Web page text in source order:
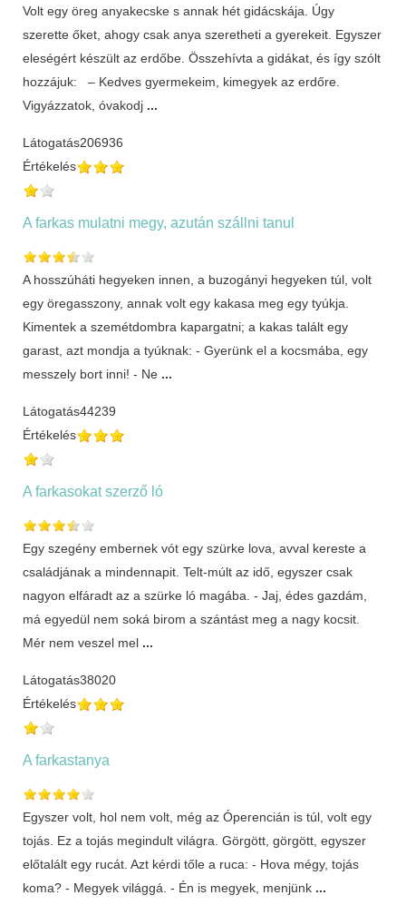
Volt egy öreg anyakecske s annak hét gidácskája. Úgy
szerette őket, ahogy csak anya szeretheti a gyerekeit. Egyszer
eleségért készült az erdőbe. Összehívta a gidákat, és így szólt
hozzájuk: – Kedves gyermekeim, kimegyek az erdőre.
Vigyázzatok, óvakodj ...
Látogatás206936
Értékelés
A farkas mulatni megy, azután szállni tanul
A hosszúháti hegyeken innen, a buzogányi hegyeken túl, volt
egy öregasszony, annak volt egy kakasa meg egy tyúkja.
Kimentek a szemétdombra kapargatni; a kakas talált egy
garast, azt mondja a tyúknak: - Gyerünk el a kocsmába, egy
messzely bort inni! - Ne ...
Látogatás44239
Értékelés
A farkasokat szerző ló
Egy szegény embernek vót egy szürke lova, avval kereste a
családjának a mindennapit. Telt-múlt az idő, egyszer csak
nagyon elfáradt az a szürke ló magába. - Jaj, édes gazdám,
má egyedül nem soká birom a szántást meg a nagy kocsit.
Mér nem veszel mel ...
Látogatás38020
Értékelés
A farkastanya
Egyszer volt, hol nem volt, még az Óperencián is túl, volt egy
tojás. Ez a tojás megindult világra. Görgött, görgött, egyszer
előtalált egy rucát. Azt kérdi tőle a ruca: - Hova mégy, tojás
koma? - Megyek világgá. - Én is megyek, menjünk ...